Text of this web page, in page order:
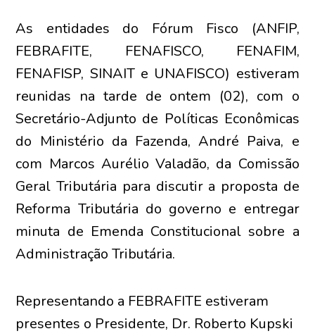
As entidades do Fórum Fisco (ANFIP,
FEBRAFITE, FENAFISCO, FENAFIM,
FENAFISP, SINAIT e UNAFISCO) estiveram
reunidas na tarde de ontem (02), com o
Secretário-Adjunto de Políticas Econômicas
do Ministério da Fazenda, André Paiva, e
com Marcos Aurélio Valadão, da Comissão
Geral Tributária para discutir a proposta de
Reforma Tributária do governo e entregar
minuta de Emenda Constitucional sobre a
Administração Tributária.
Representando a FEBRAFITE estiveram
presentes o Presidente, Dr. Roberto Kupski